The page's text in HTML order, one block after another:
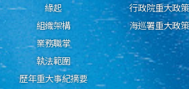
緣起
組織架構
業務職掌
執法範圍
歷年重大事紀摘要
行政院重大政策
海巡署重大政策